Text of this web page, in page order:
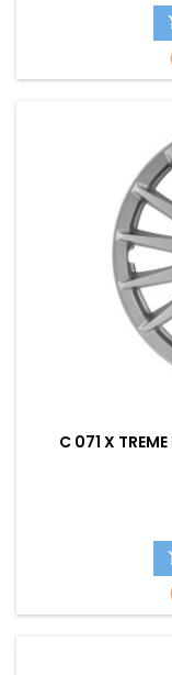
C 071 X